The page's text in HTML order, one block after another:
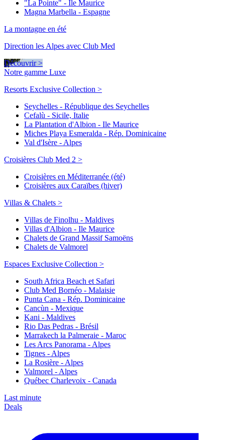
"La Pointe" - Ile Maurice
Magna Marbella - Espagne
La montagne en été
Direction les Alpes avec Club Med
Découvrir >
Notre gamme Luxe
Resorts Exclusive Collection >
Seychelles - République des Seychelles
Cefalù - Sicile, Italie
La Plantation d'Albion - Ile Maurice
Miches Playa Esmeralda - Rép. Dominicaine
Val d'Isère - Alpes
Croisières Club Med 2 >
Croisières en Méditerranée (été)
Croisières aux Caraïbes (hiver)
Villas & Chalets >
Villas de Finolhu - Maldives
Villas d'Albion - Ile Maurice
Chalets de Grand Massif Samoëns
Chalets de Valmorel
Espaces Exclusive Collection >
South Africa Beach et Safari
Club Med Bornéo - Malaisie
Punta Cana - Rép. Dominicaine
Cancùn - Mexique
Kani - Maldives
Rio Das Pedras - Brésil
Marrakech la Palmeraie - Maroc
Les Arcs Panorama - Alpes
Tignes - Alpes
La Rosière - Alpes
Valmorel - Alpes
Québec Charlevoix - Canada
Last minute
Deals